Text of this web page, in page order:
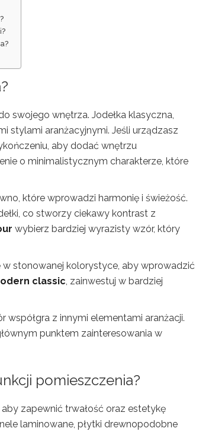
swojego wnętrza. Jodełka klasyczna,
stylami aranżacyjnymi. Jeśli urządzasz
aby dodać wnętrzu
o minimalistycznym charakterze, które
które wprowadzi harmonię i świeżość.
co stworzy ciekawy kontrast z
wybierz bardziej wyrazisty wzór, który
w stonowanej kolorystyce, aby wprowadzić
classic , zainwestuj w bardziej
współgra z innymi elementami aranżacji.
punktem zainteresowania w
pomieszczenia?
, aby zapewnić trwałość oraz estetykę
laminowane, płytki drewnopodobne